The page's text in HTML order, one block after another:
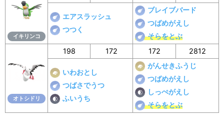
イキリンコ
エアスラッシュ
つつく
ブレイブバード
つばめがえし
そらをとぶ
オトシドリ
198 172 172 2812
いわおとし
つばさでうつ
ふいうち
がんせきふうじ
つばめがえし
しっぺがえし
そらをとぶ